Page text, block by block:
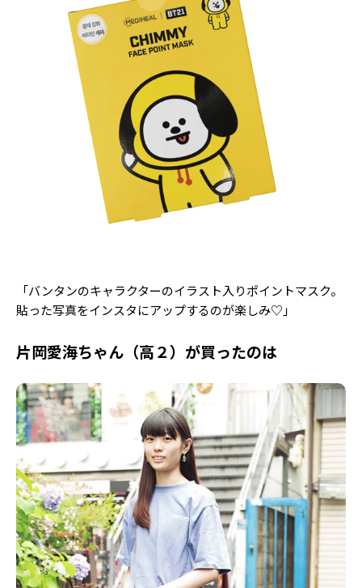
「バンタンのキャラクターのイラスト入りポイントマスク。
貼った写真をインスタにアップするのが楽しみ♡」
片岡愛海ちゃん（高２）が買ったのは